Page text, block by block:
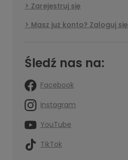
Zarejestruj się
Masz już konto? Zaloguj się
Śledź nas na:
Facebook
Instagram
YouTube
TikTok